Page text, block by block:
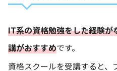
IT系の資格勉強をした経験
講がおすすめです。
資格スクールを受講すると